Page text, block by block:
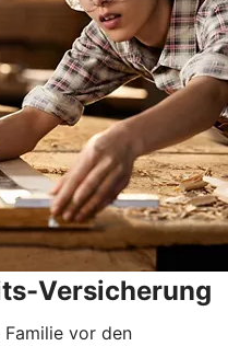
Versicherung
Familie vor den